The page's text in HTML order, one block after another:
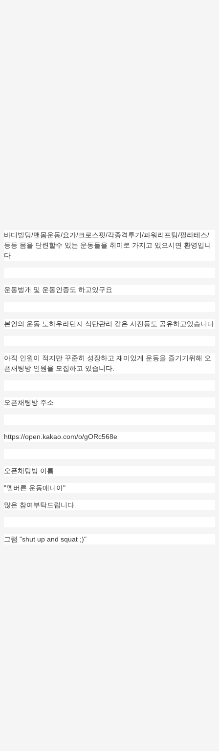
바디빌딩/맨몸운동/요가/크로스핏/각종격투기/파워리프팅/필라테스/
등등 몸을 단련할수 있는 운동들을 취미로 가지고 있으시면 환영입니
다
운동벙개 및 운동인증도 하고있구요
본인의 운동 노하우라던지 식단관리 같은 사진등도 공유하고있습니다
아직 인원이 적지만 꾸준히 성장하고 재미있게 운동을 즐기기위해 오
픈채팅방 인원을 모집하고 있습니다.
오픈채팅방 주소
https://open.kakao.com/o/gORc568e
오픈채팅방 이름
"멜버른 운동매니아"
많은 참여부탁드립니다.
그럼 "shut up and squat ;)"